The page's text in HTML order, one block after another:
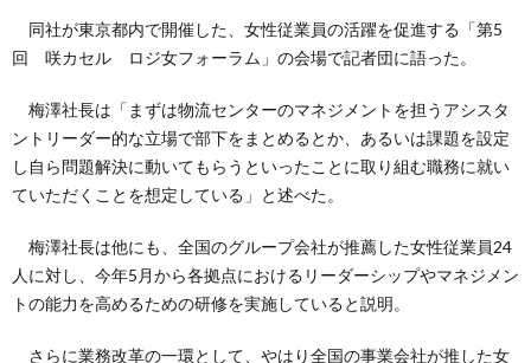
同社が東京都内で開催した、女性従業員の活躍を促進する「第5
回 咲カセル ロジ女フォーラム」の会場で記者団に語った。
梅澤社長は「まずは物流センターのマネジメントを担うアシスタ
ントリーダー的な立場で部下をまとめるとか、あるいは課題を設定
し自ら問題解決に動いてもらうといったことに取り組む職務に就い
ていただくことを想定している」と述べた。
梅澤社長は他にも、全国のグループ会社が推薦した女性従業員24
人に対し、今年5月から各拠点におけるリーダーシップやマネジメン
トの能力を高めるための研修を実施していると説明。
さらに業務改革の一環として、やはり全国の事業会社が推した女